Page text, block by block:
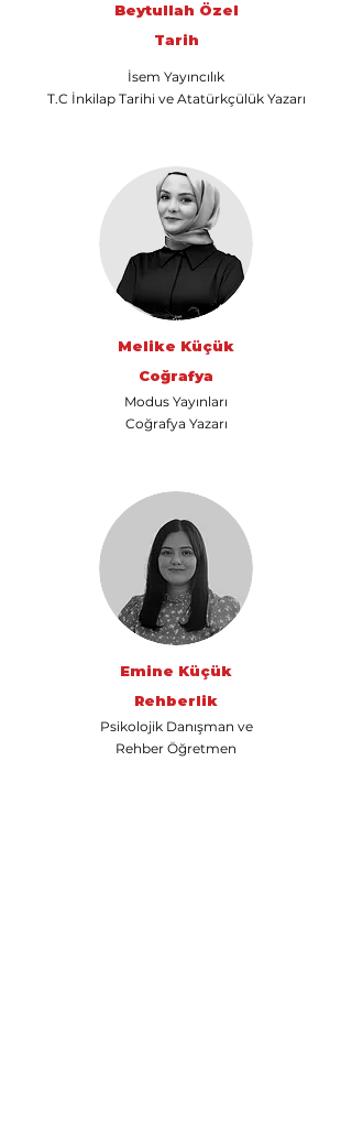
Beytullah Özel
Tarih
İsem Yayıncılık
T.C İnkilap Tarihi ve Atatürkçülük Yazarı
Melike Küçük
Coğrafya
Modus Yayınları
Coğrafya Yazarı
Emine Küçük
Rehberlik
Psikolojik Danışman ve
Rehber Öğretmen